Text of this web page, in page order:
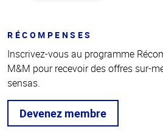
RÉCOMPENSES
Inscrivez-vous au programme
M&M pour recevoir des offres sur-
sensas.
Devenez membre